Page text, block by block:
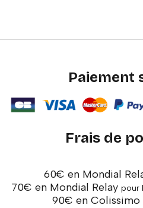
Paiement
Frais de
60€ en Mondial
70€ en Mondial Relay pour
90€ en Colissimo